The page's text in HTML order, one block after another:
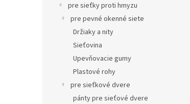
pre sieťky proti hmyzu
pre pevné okenné siete
Držiaky a nity
Sieťovina
Upevňovacie gumy
Plastové rohy
pre sieťkové dvere
pánty pre sieťové dvere